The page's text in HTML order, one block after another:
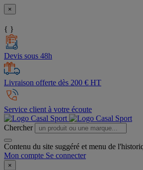
×
{ }
Devis sous 48h
Livraison offerte dès 200 € HT
Service client à votre écoute
Chercher
Contenu du site suggéré et menu de
Mon compte Se connecter
×